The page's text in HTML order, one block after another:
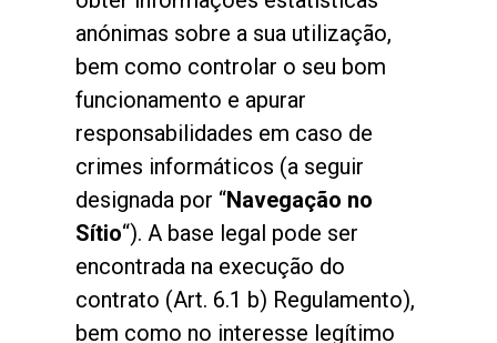
anónimas sobre a sua utilização,
bem como controlar o seu bom
funcionamento e apurar
responsabilidades em caso de
crimes informáticos (a seguir
designada por “Navegação no
Sítio“). A base legal pode ser
encontrada na execução do
contrato (Art. 6.1 b) Regulamento),
bem como no interesse legítimo
Todos